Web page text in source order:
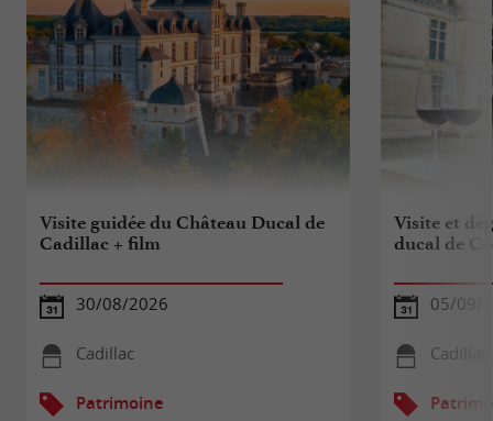
Visite guidée du Château Ducal de
Cadillac + film
30/08/2026
Cadillac
Patrimoine
Visite et
ducal de
05/09/
Cadillac